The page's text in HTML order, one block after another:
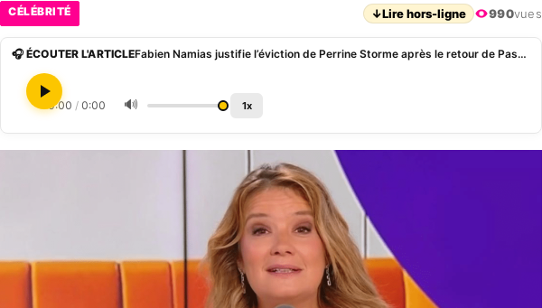
CÉLÉBRITÉ ↓Lire hors-ligne 990vues
🎧 ÉCOUTER L'ARTICLE Fabien Namias justifie l’éviction de Perrine Storme après le retour de Pascale de La Tour du Pin
0:00 / 0:00 🔊 1x